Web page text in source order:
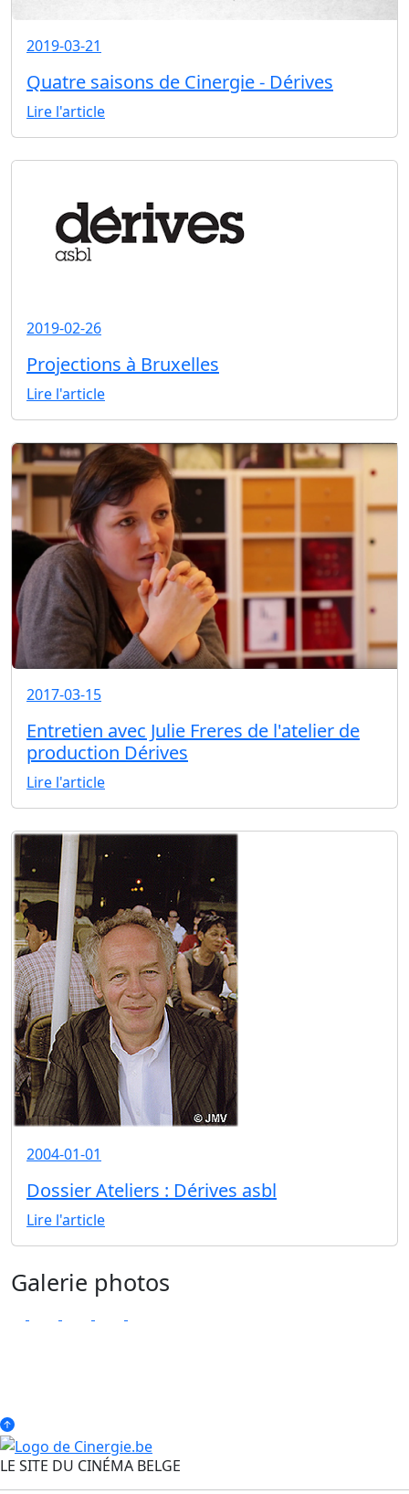
2019-03-21
Quatre saisons de Cinergie - Dérives
Lire l'article
2019-02-26
Projections à Bruxelles
Lire l'article
2017-03-15
Entretien avec Julie Freres de l'atelier de
production Dérives
Lire l'article
2004-01-01
Dossier Ateliers : Dérives asbl
Lire l'article
Galerie photos
LE SITE DU CINÉMA BELGE